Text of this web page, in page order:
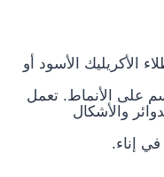
الأكريليك الأسود أو
على الأنماط. تعمل
والأشكال